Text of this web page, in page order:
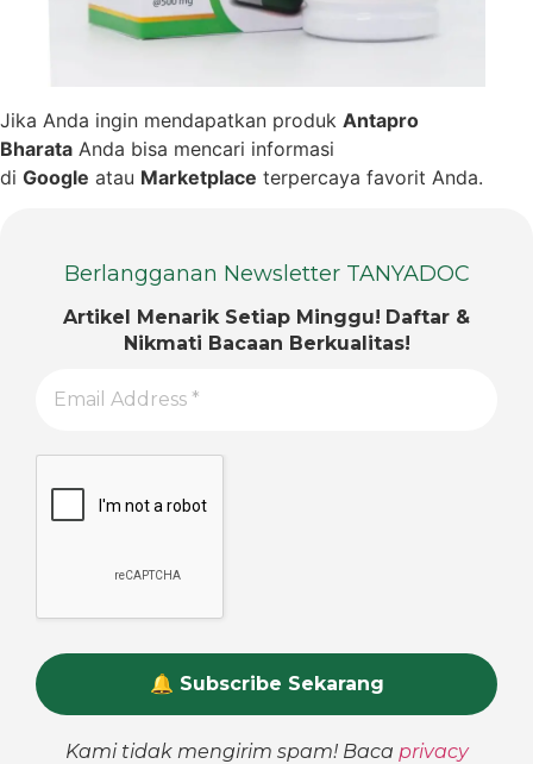
Jika Anda ingin mendapatkan produk Antapro
Bharata Anda bisa mencari informasi
di Google atau Marketplace terpercaya favorit Anda.
Berlangganan Newsletter TANYADOC
Artikel Menarik Setiap Minggu! Daftar &
Nikmati Bacaan Berkualitas!
Kami tidak mengirim spam! Baca privacy